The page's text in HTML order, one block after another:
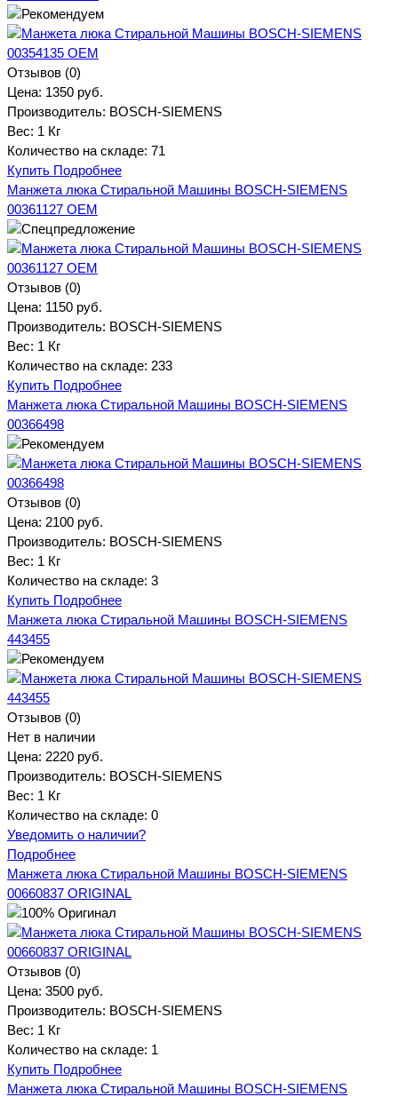
Отзывов (0)
Цена: 1350 руб.
Производитель: BOSCH-SIEMENS
Вес: 1 Кг
Количество на складе: 71
Купить Подробнее
Манжета люка Стиральной Машины BOSCH-SIEMENS
00361127 OEM
Отзывов (0)
Цена: 1150 руб.
Производитель: BOSCH-SIEMENS
Вес: 1 Кг
Количество на складе: 233
Купить Подробнее
Манжета люка Стиральной Машины BOSCH-SIEMENS
00366498
Отзывов (0)
Цена: 2100 руб.
Производитель: BOSCH-SIEMENS
Вес: 1 Кг
Количество на складе: 3
Купить Подробнее
Манжета люка Стиральной Машины BOSCH-SIEMENS
443455
Отзывов (0)
Нет в наличии
Цена: 2220 руб.
Производитель: BOSCH-SIEMENS
Вес: 1 Кг
Количество на складе: 0
Уведомить о наличии?
Подробнее
Манжета люка Стиральной Машины BOSCH-SIEMENS
00660837 ORIGINAL
Отзывов (0)
Цена: 3500 руб.
Производитель: BOSCH-SIEMENS
Вес: 1 Кг
Количество на складе: 1
Купить Подробнее
Манжета люка Стиральной Машины BOSCH-SIEMENS